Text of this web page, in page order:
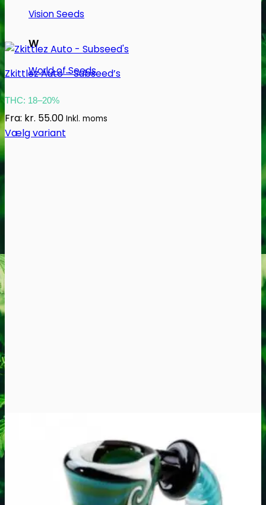
Vision Seeds
W
World of Seeds
Oplev ALLe vores
brands lige her
Zkittlez Auto – Subseed’s
THC: 18–20%
Fra: kr. 55.00 Inkl. moms
Vælg variant
Dette
vare
har
Mulighederne
vælges
på